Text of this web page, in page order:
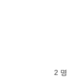
2 명